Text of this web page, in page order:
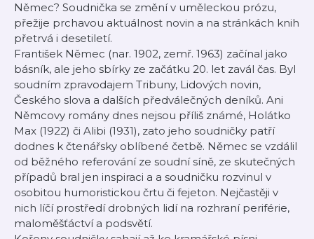
Němec? Soudnička se změní v uměleckou prózu,
přežije prchavou aktuálnost novin a na stránkách knih
přetrvá i desetiletí.
František Němec (nar. 1902, zemř. 1963) začínal jako
básník, ale jeho sbírky ze začátku 20. let zavál čas. Byl
soudním zpravodajem Tribuny, Lidových novin,
Českého slova a dalších předválečných deníků. Ani
Němcovy romány dnes nejsou příliš známé, Holátko
Max (1922) či Alibi (1931), zato jeho soudničky patří
dodnes k čtenářsky oblíbené četbě. Němec se vzdálil
od běžného referování ze soudní síně, ze skutečných
případů bral jen inspiraci a a soudničku rozvinul v
osobitou humoristickou črtu či fejeton. Nejčastěji v
nich líčí prostředí drobných lidí na rozhraní periférie,
maloměšťáctví a podsvětí.